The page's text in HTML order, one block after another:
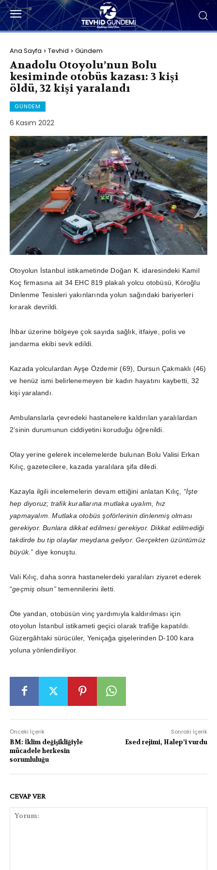
Ana Sayfa Tevhid Gündem
Anadolu Otoyolu’nun Bolu
kesiminde otobüs kazası: 3 kişi
öldü, 32 kişi yaralandı
GÜNDEM
6 Kasım 2022
Otoyolun İstanbul istikametinde Doğan K. idaresindeki Kamil
Koç firmasına ait 34 EHC 819 plakalı yolcu otobüsü, Köroğlu
Dinlenme Tesisleri yakınlarında yolun sağındaki bariyerleri
kırarak devrildi.
İhbar üzerine bölgeye çok sayıda sağlık, itfaiye, polis ve
jandarma ekibi sevk edildi.
Kazada yolculardan Ayşe Özdemir (69), Dursun Çakmaklı (46)
ve henüz ismi belirlenemeyen bir kadın hayatını kaybetti, 32
kişi yaralandı.
Ambulanslarla çevredeki hastanelere kaldırılan yaralılardan
2’sinin durumunun ciddiyetini koruduğu öğrenildi.
Olay yerine gelerek incelemelerde bulunan Bolu Valisi Erkan
Kılıç, gazetecilere, kazada yaralılara şifa diledi.
Kazayla ilgili incelemelerin devam ettiğini anlatan Kılıç, “İşte
hep diyoruz; trafik kurallarına mutlaka uyalım, hız
yapmayalım. Mutlaka otobüs şoförlerinin dinlenmiş olması
gerekiyor. Bunlara dikkat edilmesi gerekiyor. Dikkat edilmediği
takdirde bu tip olaylar meydana geliyor. Gerçekten üzüntümüz
büyük.” diye konuştu.
Vali Kılıç, daha sonra hastanelerdeki yaralıları ziyaret ederek
“geçmiş olsun”temennilerini iletti.
Öte yandan, otobüsün vinç yardımıyla kaldırılması için
otoyolun İstanbul istikameti geçici olarak trafiğe kapatıldı.
Güzergâhtaki sürücüler, Yeniçağa gişelerinden D-100 kara
yoluna yönlendiriliyor.
Önceki İçerik
BM: İklim değişikliğiyle
mücadele herkesin
sorumluluğu
Sonraki İçerik
Esed rejimi, Halep’i vurdu
CEVAP VER